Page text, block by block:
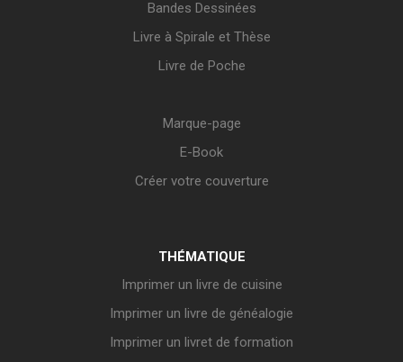
Bandes Dessinées
Livre à Spirale et Thèse
Livre de Poche
Marque-page
E-Book
Créer votre couverture
THÉMATIQUE
Imprimer un livre de cuisine
Imprimer un livre de généalogie
Imprimer un livret de formation